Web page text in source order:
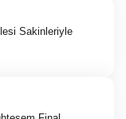
Sakinleriyle